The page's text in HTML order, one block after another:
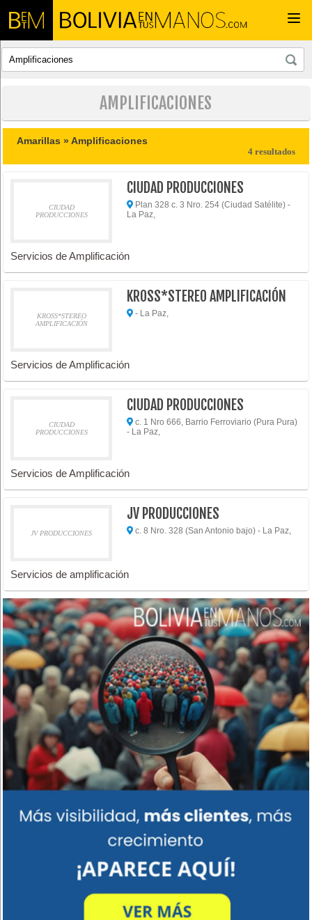
AMPLIFICACIONES
Amarillas »Amplificaciones
4 resultados
CIUDAD
PRODUCCIONES
CIUDAD PRODUCCIONES
Plan 328 c. 3 Nro. 254 (Ciudad Satélite) -
La Paz,
Servicios de Amplificación
KROSS*STEREO
AMPLIFICACIÓN
KROSS*STEREO AMPLIFICACIÓN
- La Paz,
Servicios de Amplificación
CIUDAD
PRODUCCIONES
CIUDAD PRODUCCIONES
c. 1 Nro 666, Barrio Ferroviario (Pura Pura)
- La Paz,
Servicios de Amplificación
JV PRODUCCIONES
JV PRODUCCIONES
c. 8 Nro. 328 (San Antonio bajo) - La Paz,
Servicios de amplificación